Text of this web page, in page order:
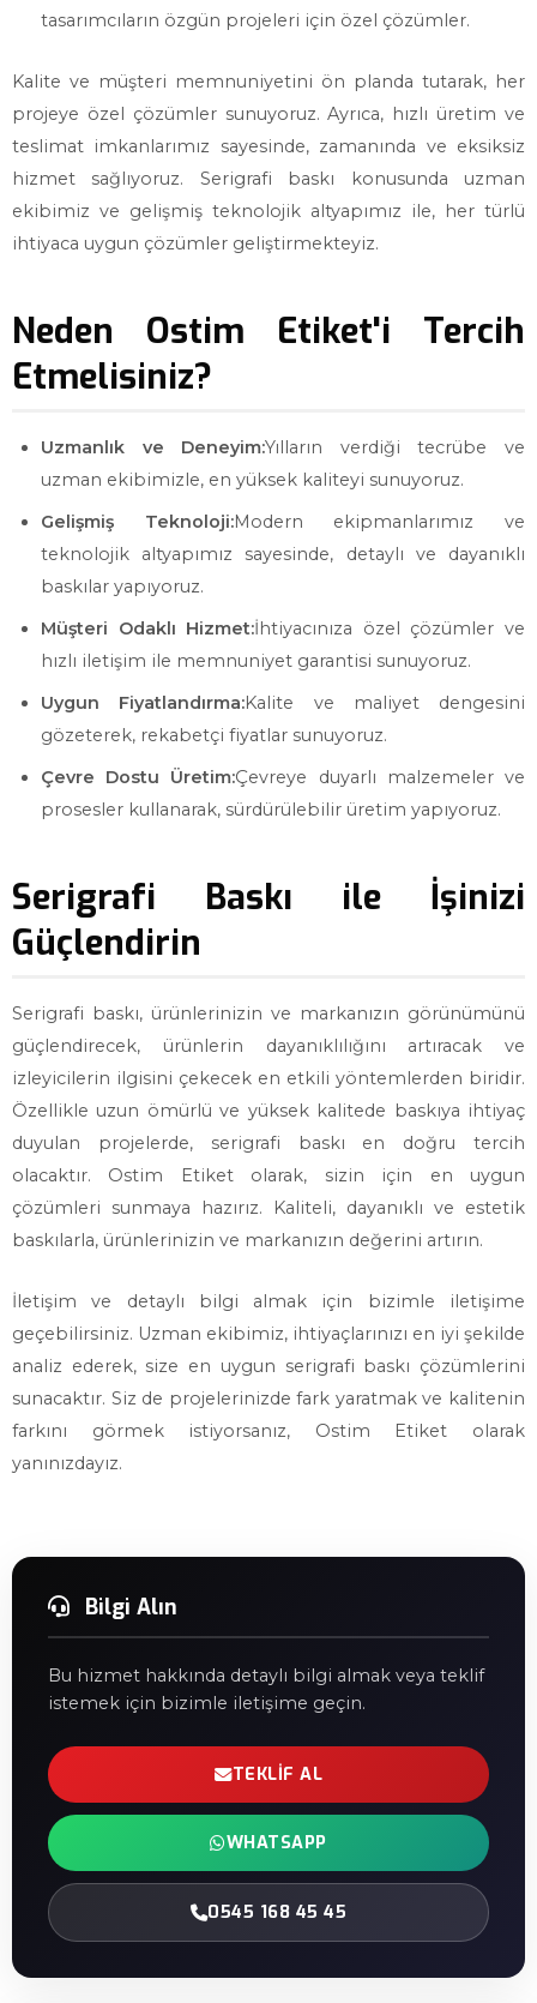
tasarımcıların özgün projeleri için özel çözümler.
Kalite ve müşteri memnuniyetini ön planda tutarak, her
projeye özel çözümler sunuyoruz. Ayrıca, hızlı üretim ve
teslimat imkanlarımız sayesinde, zamanında ve eksiksiz
hizmet sağlıyoruz. Serigrafi baskı konusunda uzman
ekibimiz ve gelişmiş teknolojik altyapımız ile, her türlü
ihtiyaca uygun çözümler geliştirmekteyiz.
Neden Ostim Etiket'i Tercih
Etmelisiniz?
Uzmanlık ve Deneyim:Yılların verdiği tecrübe ve
uzman ekibimizle, en yüksek kaliteyi sunuyoruz.
Gelişmiş Teknoloji:Modern ekipmanlarımız ve
teknolojik altyapımız sayesinde, detaylı ve dayanıklı
baskılar yapıyoruz.
Müşteri Odaklı Hizmet:İhtiyacınıza özel çözümler ve
hızlı iletişim ile memnuniyet garantisi sunuyoruz.
Uygun Fiyatlandırma:Kalite ve maliyet dengesini
gözeterek, rekabetçi fiyatlar sunuyoruz.
Çevre Dostu Üretim:Çevreye duyarlı malzemeler ve
prosesler kullanarak, sürdürülebilir üretim yapıyoruz.
Serigrafi Baskı ile İşinizi
Güçlendirin
Serigrafi baskı, ürünlerinizin ve markanızın görünümünü
güçlendirecek, ürünlerin dayanıklılığını artıracak ve
izleyicilerin ilgisini çekecek en etkili yöntemlerden biridir.
Özellikle uzun ömürlü ve yüksek kalitede baskıya ihtiyaç
duyulan projelerde, serigrafi baskı en doğru tercih
olacaktır. Ostim Etiket olarak, sizin için en uygun
çözümleri sunmaya hazırız. Kaliteli, dayanıklı ve estetik
baskılarla, ürünlerinizin ve markanızın değerini artırın.
İletişim ve detaylı bilgi almak için bizimle iletişime
geçebilirsiniz. Uzman ekibimiz, ihtiyaçlarınızı en iyi şekilde
analiz ederek, size en uygun serigrafi baskı çözümlerini
sunacaktır. Siz de projelerinizde fark yaratmak ve kalitenin
farkını görmek istiyorsanız, Ostim Etiket olarak
yanınızdayız.
Bilgi Alın
Bu hizmet hakkında detaylı bilgi almak veya teklif
istemek için bizimle iletişime geçin.
TEKLIF AL
WHATSAPP
0545 168 45 45